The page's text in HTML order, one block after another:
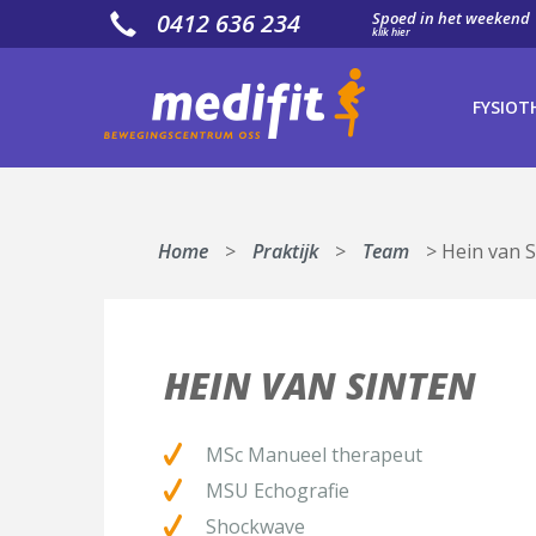
Maak
E-mail*
0412 636 234 Spoed in het weekend
klik hier
Home > Praktijk > Team > Hein van
HEIN VAN SINTEN
MSc Manueel therapeut
MSU Echografie
Shockwave